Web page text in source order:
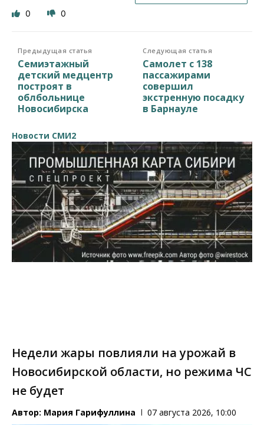
0 0
Предыдущая статья
Семиэтажный
детский медцентр
построят в
облбольнице
Новосибирска
Следующая статья
Самолет с 138
пассажирами
совершил
экстренную посадку
в Барнауле
Новости СМИ2
Недели жары повлияли на урожай в
Новосибирской области, но режима ЧС
не будет
Автор: Мария Гарифуллина 07 августа 2026, 10:00